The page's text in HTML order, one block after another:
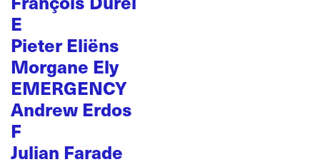
E
Pieter Eliëns
Morgane Ely
EMERGENCY
Andrew Erdos
F
Julian Farade